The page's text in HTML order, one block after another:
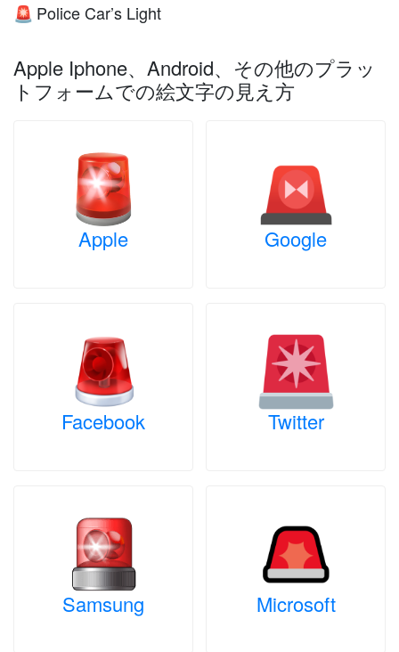
🚨 Police Car’s Light
Apple Iphone、Android、その他のプラッ
トフォームでの絵文字の見え方
Apple Google
Facebook Twitter
Samsung Microsoft